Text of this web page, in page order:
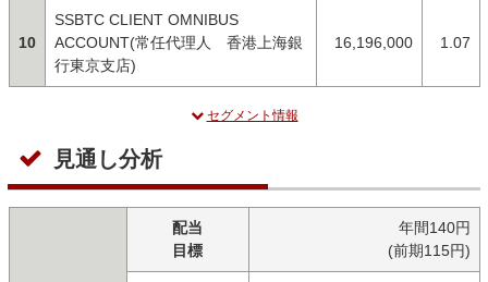
10
SSBTC CLIENT OMNIBUS
ACCOUNT(常任代理人 香港上海銀
行東京支店)
16,196,000 1.07
セグメント情報
見通し分析
配当
目標
年間140円
(前期115円)